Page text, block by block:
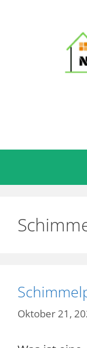
Oktober 21,